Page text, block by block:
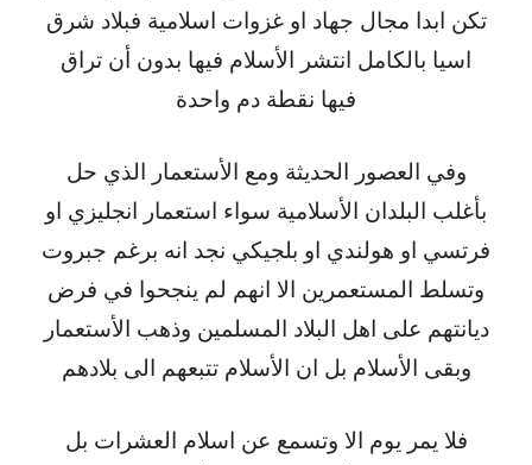
تكن ابدا مجال جهاد او غزوات اسلامية فبلاد شرق
اسيا بالكامل انتشر الأسلام فيها بدون أن تراق
فيها نقطة دم واحدة
وفي العصور الحديثة ومع الأستعمار الذي حل
بأغلب البلدان الأسلامية سواء استعمار انجليزي او
فرتسي او هولندي او بلجيكي نجد انه برغم جبروت
وتسلط المستعمرين الا انهم لم ينجحوا في فرض
ديانتهم على اهل البلاد المسلمين وذهب الأستعمار
وبقى الأسلام بل ان الأسلام تتبعهم الى بلادهم
فلا يمر يوم الا وتسمع عن اسلام العشرات بل